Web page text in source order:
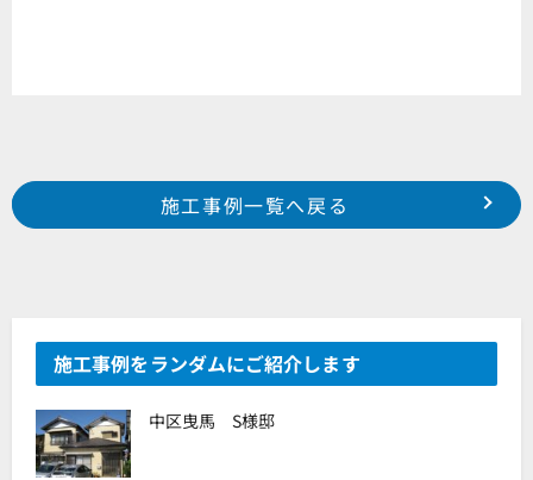
Prev 施工事例一覧へ戻る
施工事例をランダムにご紹介します
中区曳馬 S様邸